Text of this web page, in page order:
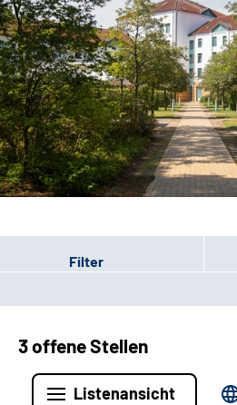
Sozialdienste & Zuweisende
Suche
Leichte Sprache
Gebärdensprache
Filter
3 offene Stellen
Listenansicht